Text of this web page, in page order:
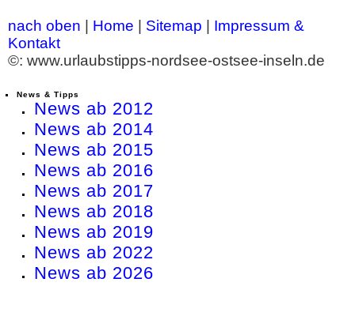
nach oben Home Sitemap
Impressum &
Kontakt
©: www.urlaubstipps-nordsee-ostsee-inseln.de
News & Tipps
News ab 2012
News ab 2014
News ab 2015
News ab 2016
News ab 2017
News ab 2018
News ab 2019
News ab 2022
News ab 2026